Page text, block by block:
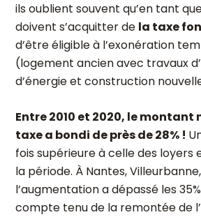
ils oublient souvent qu’en tant
doivent s’acquitter de la taxe
d’être éligible à l’exonération
(logement ancien avec travaux
d’énergie et construction
Entre 2010 et 2020, le montant
taxe a bondi de près de 28% !
fois supérieure à celle des loyers
la période. À Nantes,
l’augmentation a dépassé les
compte tenu de la remontée de